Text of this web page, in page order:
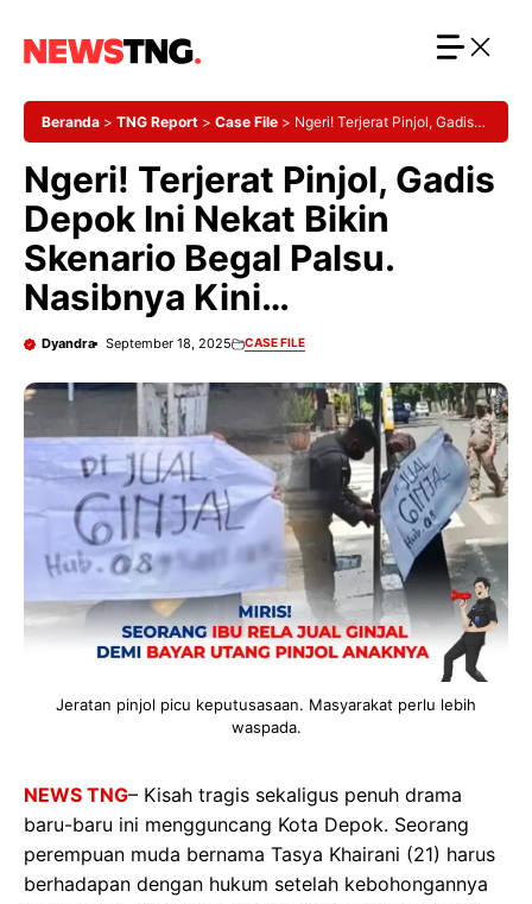
Beranda > TNG Report > Case File > Ngeri! Terjerat Pinjol, Gadis
Ngeri! Terjerat Pinjol, Gadis
Depok Ini Nekat Bikin
Skenario Begal Palsu.
Nasibnya Kini…
Dyandra September 18, 2025 CASE FILE
Jeratan pinjol picu keputusasaan. Masyarakat perlu lebih
waspada.
NEWS TNG– Kisah tragis sekaligus penuh drama
baru-baru ini mengguncang Kota Depok. Seorang
perempuan muda bernama Tasya Khairani (21) harus
berhadapan dengan hukum setelah kebohongannya